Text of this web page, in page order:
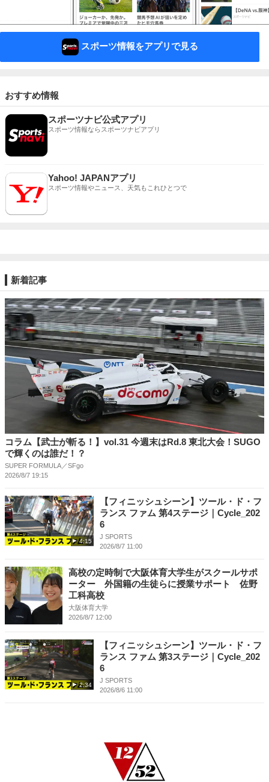
スポーツ情報をアプリで見る
おすすめ情報
スポーツナビ公式アプリ
スポーツ情報ならスポーツナビアプリ
Yahoo! JAPANアプリ
スポーツ情報やニュース、天気もこれひとつで
新着記事
コラム【武士が斬る！】vol.31 今週末はRd.8 東北⼤会！SUGO
で輝くのは誰だ！？
SUPER FORMULA／SFgo
2026/8/7 19:15
4:15
【フィニッシュシーン】ツール・ド・フ
ランス ファム 第4ステージ｜Cycle_202
6
J SPORTS
2026/8/7 11:00
高校の定時制で大阪体育大学生がスクールサポ
ーター 外国籍の生徒らに授業サポート 佐野
工科高校
大阪体育大学
2026/8/7 12:00
2:34
【フィニッシュシーン】ツール・ド・フ
ランス ファム 第3ステージ｜Cycle_202
6
J SPORTS
2026/8/6 11:00